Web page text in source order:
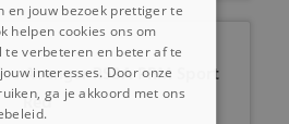
Avenger RS8A PRM Sport
Red
en jouw bezoek prettiger te
helpen cookies ons om
te verbeteren en beter af te
interesses. Door onze
ga je akkoord met ons